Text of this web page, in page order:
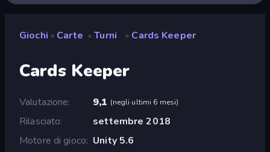
Giochi » Carte » Turni » Cards Keeper
Cards Keeper
Valutazione 9,1 (negli ultimi 6 mesi)
Rilasciato
settembre 2018
Motore di gioco Unity 5.6